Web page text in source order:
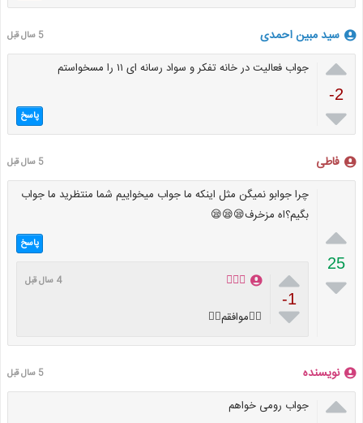
سید مبین احمدی 5 سال قبل

-2

جواب فعالیت در خانه تفکر و سواد رسانه ای ۱۱ را مسخواستم
پاسخ
فاطی 5 سال قبل

25

چرا جوابو نمیگن مثل اینکه ما جواب میخواییم شما منتظرید ما جواب
بگیم؟اه مزخرف😪😪😪
پاسخ

-1

🙋🏻‍♀️ 4 سال قبل
👌🏻موافقم👌🏻
نویسنده 5 سال قبل
 جواب رومی خواهم